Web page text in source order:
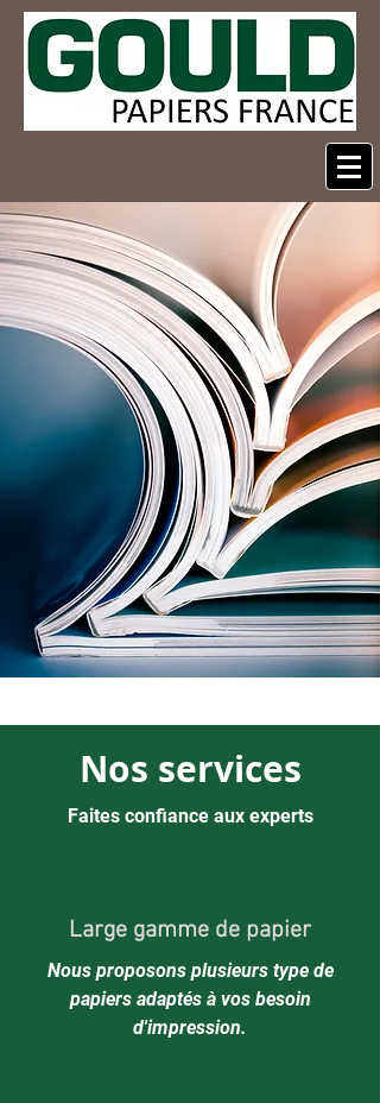
Nos services
Faites confiance aux experts
Large gamme de papier
Nous proposons plusieurs type de
papiers adaptés à vos besoin
d'impression.